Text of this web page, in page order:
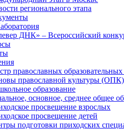
регионального этапа
ДНК» – Всероссийский
православных
православной культуры (ОПК)
образование
основное, среднее общее
просвещение взрослых
просвещение детей
подготовки приходских